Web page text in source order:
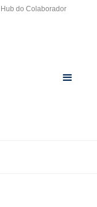
Hub do Colaborador